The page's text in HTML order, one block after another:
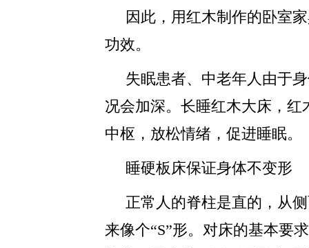
因此，用红木制作的卧室
功效。
失眠患者、中老年人由于
况会加深。长睡红木大床，
中枢，放松情绪，促进睡眠。
睡硬板床保证身体不变形
正常人的脊柱是直的，从
来像个“S”形。对床的基本要